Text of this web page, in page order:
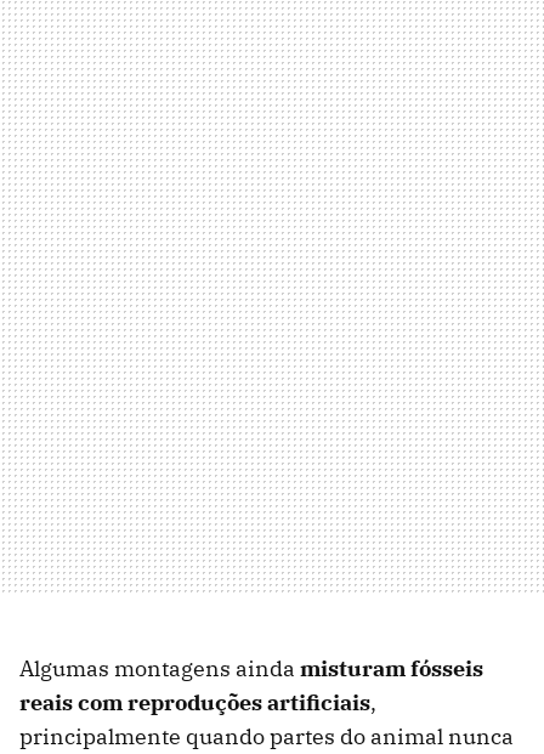
Algumas montagens ainda misturam fósseis
reais com reproduções artificiais,
principalmente quando partes do animal nunca